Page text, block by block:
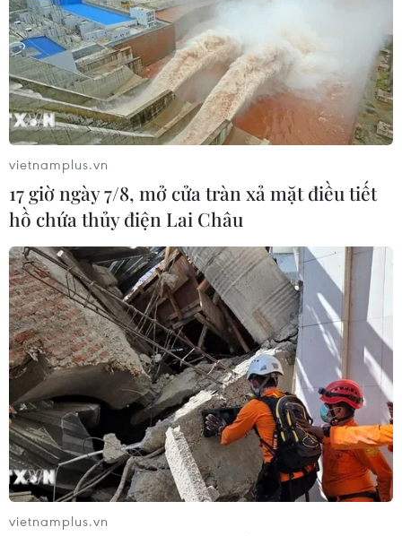
vietnamplus.vn
17 giờ ngày 7/8, mở cửa tràn xả mặt điều tiết
hồ chứa thủy điện Lai Châu
vietnamplus.vn